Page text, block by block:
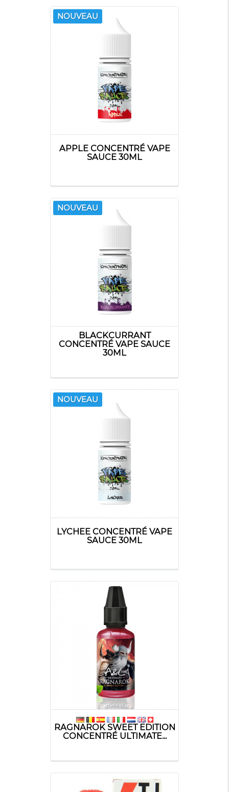
NOUVEAU
APPLE CONCENTRÉ VAPE
SAUCE 30ML
NOUVEAU
BLACKCURRANT
CONCENTRÉ VAPE SAUCE
30ML
NOUVEAU
LYCHEE CONCENTRÉ VAPE
SAUCE 30ML
RAGNAROK SWEET EDITION
CONCENTRÉ ULTIMATE...